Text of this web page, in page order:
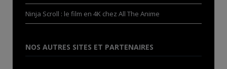
Ninja Scroll : le film en 4K chez All The Anime
NOS AUTRES SITES ET PARTENAIRES